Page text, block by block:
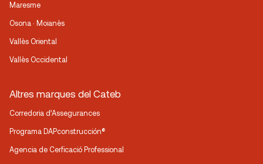
Maresme
Osona · Moianès
Vallès Oriental
Vallès Occidental
Altres marques del Cateb
Corredoria d’Assegurances
Programa DAPconstrucción®
Agencia de Cerficació Professional